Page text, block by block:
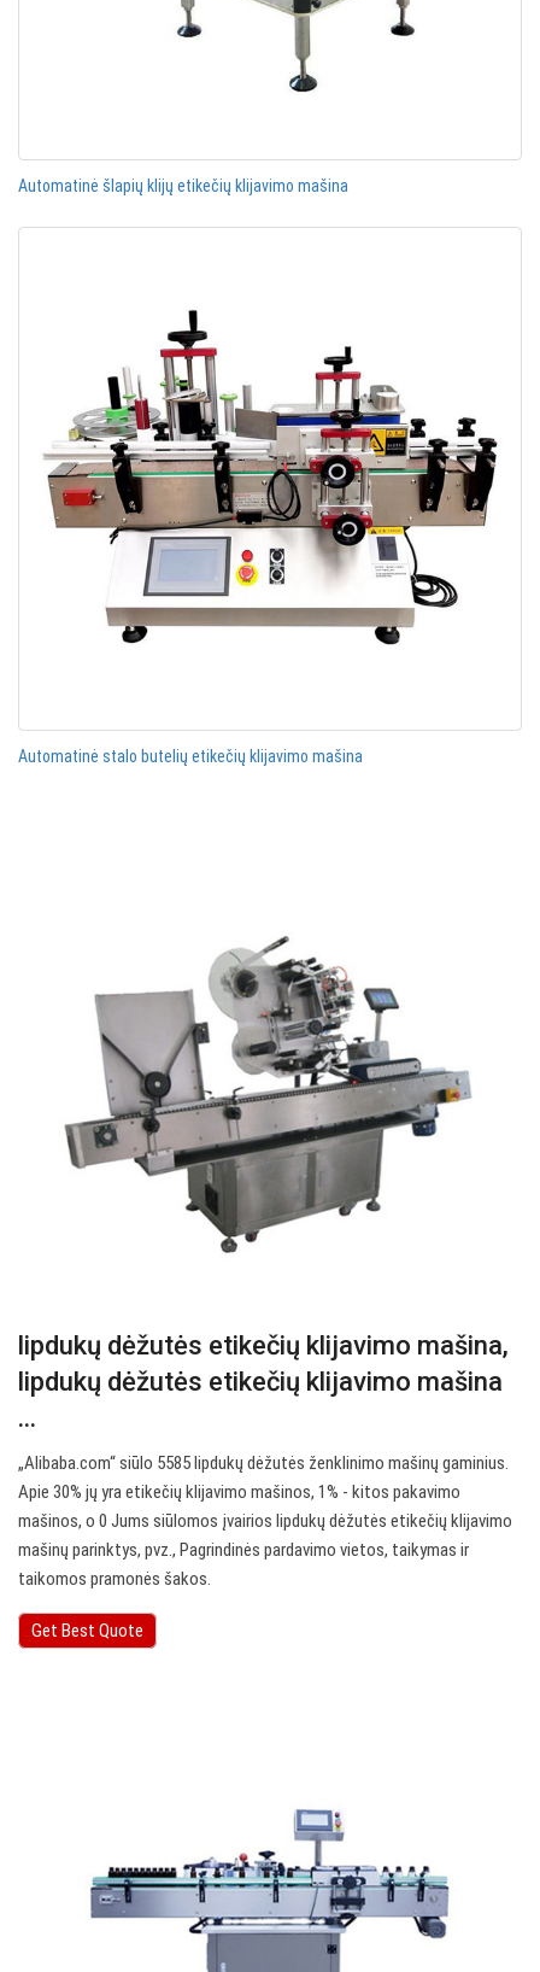
Automatinė šlapių klijų etikečių klijavimo mašina
Automatinė stalo butelių etikečių klijavimo mašina
lipdukų dėžutės etikečių klijavimo mašina,
lipdukų dėžutės etikečių klijavimo mašina
...
„Alibaba.com“ siūlo 5585 lipdukų dėžutės ženklinimo mašinų gaminius.
Apie 30% jų yra etikečių klijavimo mašinos, 1% - kitos pakavimo
mašinos, o 0 Jums siūlomos įvairios lipdukų dėžutės etikečių klijavimo
mašinų parinktys, pvz., Pagrindinės pardavimo vietos, taikymas ir
taikomos pramonės šakos.
Get Best Quote